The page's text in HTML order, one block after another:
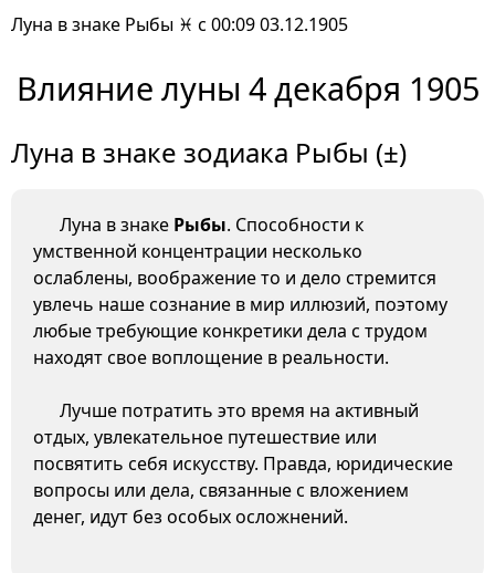
Луна в знаке Рыбы ♓ с 00:09 03.12.1905
Влияние луны 4 декабря 1905
Луна в знаке зодиака Рыбы (±)
Луна в знаке Рыбы. Способности к
умственной концентрации несколько
ослаблены, воображение то и дело стремится
увлечь наше сознание в мир иллюзий, поэтому
любые требующие конкретики дела с трудом
находят свое воплощение в реальности.
Лучше потратить это время на активный
отдых, увлекательное путешествие или
посвятить себя искусству. Правда, юридические
вопросы или дела, связанные с вложением
денег, идут без особых осложнений.